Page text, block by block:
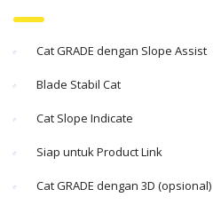
Cat GRADE dengan Slope Assist
Blade Stabil Cat
Cat Slope Indicate
Siap untuk Product Link
Cat GRADE dengan 3D (opsional)